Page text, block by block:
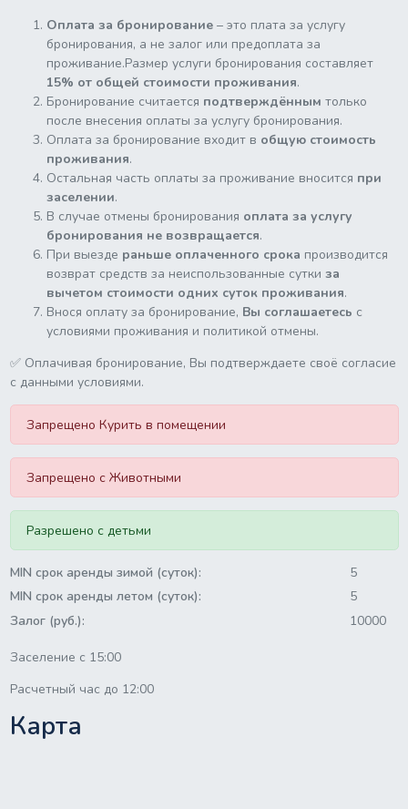
Оплата за бронирование– это плата за услугу
бронирования, а не залог или предоплата за
проживание.Размер услуги бронирования составляет
15% от общей стоимости проживания.
Бронирование считается подтверждённым только
после внесения оплаты за услугу бронирования.
Оплата за бронирование входит в общую стоимость
проживания.
Остальная часть оплаты за проживание вносится при
заселении.
В случае отмены бронирования оплата за услугу
бронирования не возвращается.
При выезде раньше оплаченного срока производится
возврат средств за неиспользованные сутки за
вычетом стоимости одних суток проживания.
Внося оплату за бронирование, Вы соглашаетесь с
условиями проживания и политикой отмены.
✅ Оплачивая бронирование, Вы подтверждаете своё согласие
с данными условиями.
Запрещено Курить в помещении
Запрещено с Животными
Разрешено с детьми
MIN срок аренды зимой (суток):
5
MIN срок аренды летом (суток):
5
Залог (руб.):
10000
Заселение с 15:00
Расчетный час до 12:00
Карта